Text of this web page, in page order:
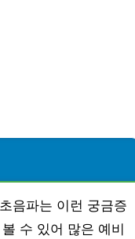
음파는 이런 궁금증
수 있어 많은 예비